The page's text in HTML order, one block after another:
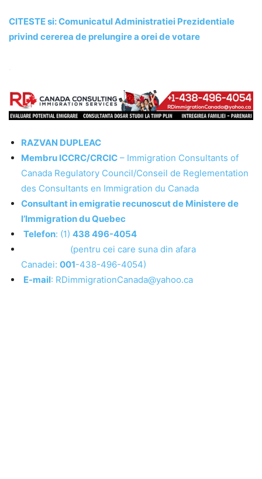
CITESTE si: Comunicatul Administratiei Prezidentiale
privind cererea de prelungire a orei de votare
RAZVAN DUPLEAC
Membru ICCRC/CRCIC – Immigration Consultants of
Canada Regulatory Council/Conseil de Reglementation
des Consultants en Immigration du Canada
Consultant in emigratie recunoscut de Ministere de
l’Immigration du Quebec
Telefon: (1) 438 496-4054
(pentru cei care suna din afara
Canadei: 001-438-496-4054)
E-mail: RDimmigrationCanada@yahoo.ca